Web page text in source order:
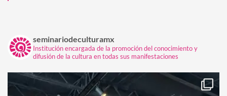
seminariodeculturamx
Institución encargada de la promoción del conocimiento y
difusión de la cultura en todas sus manifestaciones